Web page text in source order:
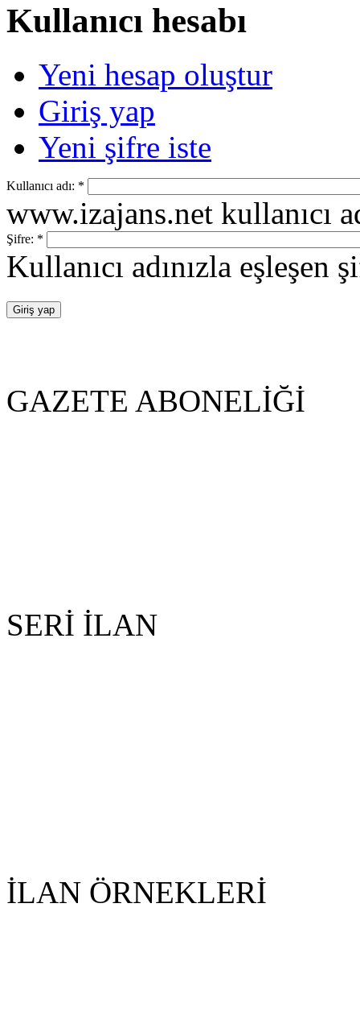
Kullanıcı hesabı
Yeni hesap oluştur
Giriş yap
Yeni şifre iste
Kullanıcı adı: *
www.izajans.net kullanıcı
Şifre: *
Kullanıcı adınızla
GAZETE ABONELİĞİ
SERİ İLAN
İLAN ÖRNEKLERİ